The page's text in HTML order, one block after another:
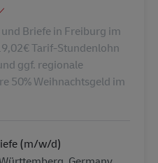
Briefe in Freiburg im
Tarif-Stundenlohn
ggf. regionale
50% Weihnachtsgeld im
(m/w/d)